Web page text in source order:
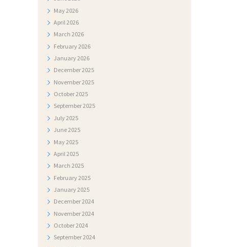
May2026
April 2026
March 2026
February2026
January2026
December2025
November2025
October2025
September2025
July2025
June2025
May2025
April 2025
March 2025
February2025
January2025
December2024
November2024
October2024
September2024